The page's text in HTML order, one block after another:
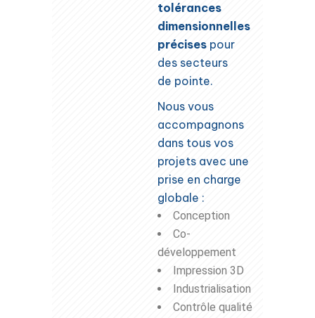
tolérances
dimensionnelles
précises pour
des secteurs
de pointe.
Nous vous
accompagnons
dans tous vos
projets avec une
prise en charge
globale :
Conception
Co-
développement
Impression 3D
Industrialisation
Contrôle qualité